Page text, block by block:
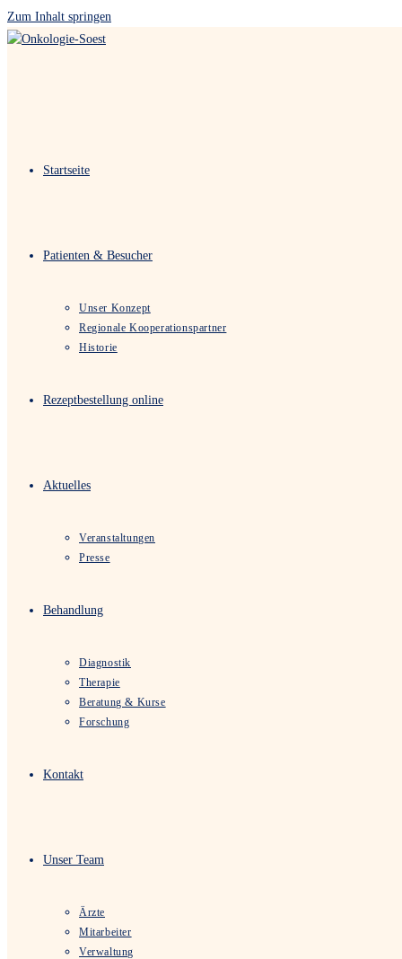
Zum Inhalt springen
Startseite
Patienten & Besucher
Unser Konzept
Regionale Kooperationspartner
Historie
Rezeptbestellung online
Aktuelles
Veranstaltungen
Presse
Behandlung
Diagnostik
Therapie
Beratung & Kurse
Forschung
Kontakt
Unser Team
Ärzte
Mitarbeiter
Verwaltung